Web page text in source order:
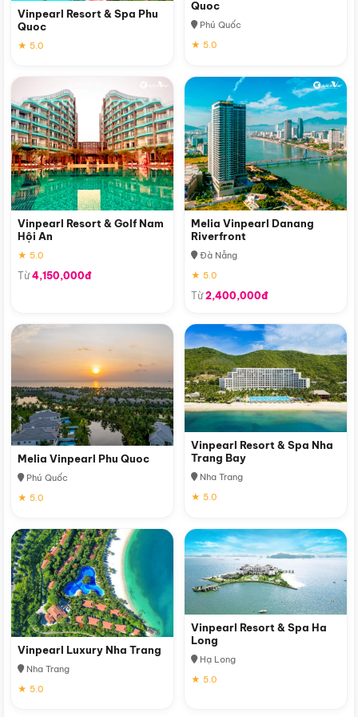
Vinpearl Resort & Spa Phu
Quoc
★ 5.0
Quoc
Phú Quốc
★ 5.0
Vinpearl Resort & Golf Nam
Hội An
★ 5.0
Từ4,150,000đ
Melia Vinpearl Danang
Riverfront
Đà Nẵng
★ 5.0
Từ2,400,000đ
Melia Vinpearl Phu Quoc
Phú Quốc
★ 5.0
Vinpearl Resort & Spa Nha
Trang Bay
Nha Trang
★ 5.0
Vinpearl Luxury Nha Trang
Nha Trang
★ 5.0
Vinpearl Resort & Spa Ha
Long
Hạ Long
★ 5.0